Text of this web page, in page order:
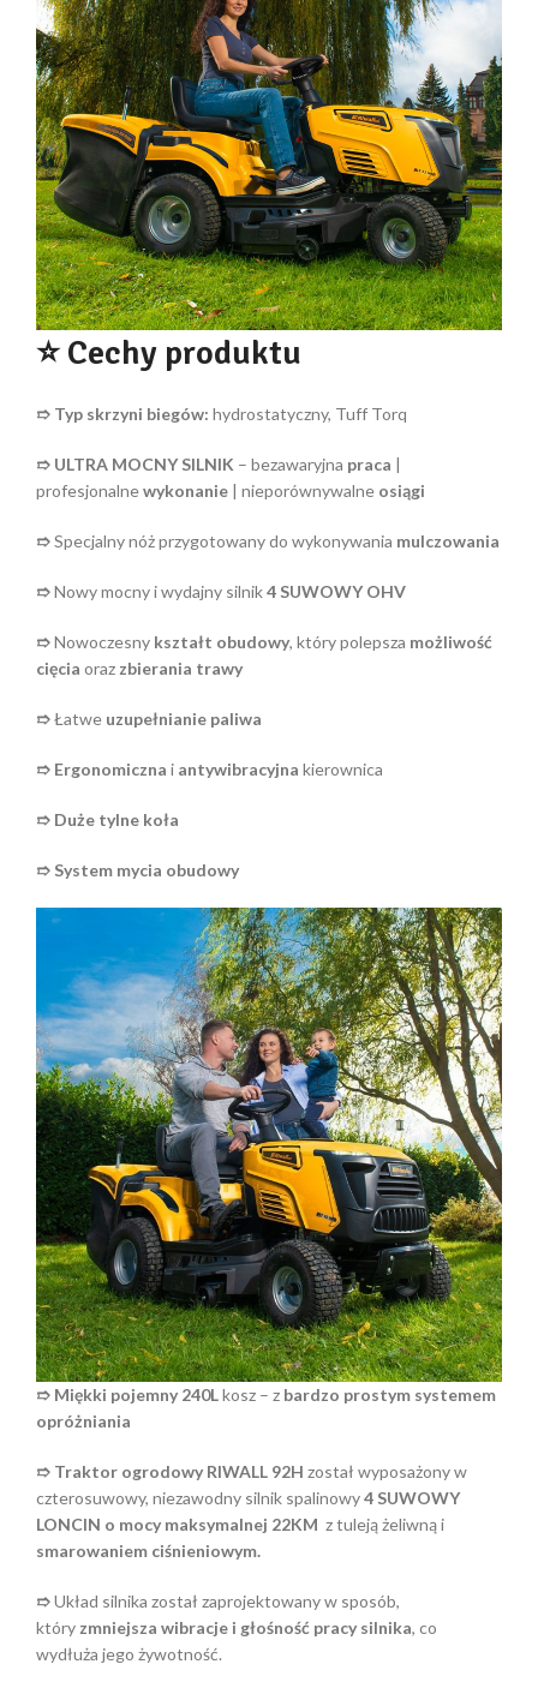
⭐ Cechy produktu
➱ Typ skrzyni biegów: hydrostatyczny, Tuff Torq
➱ ULTRA MOCNY SILNIK – bezawaryjna praca |
profesjonalnewykonanie | nieporównywalne osiągi
➱Specjalny nóż przygotowany do wykonywania mulczowania
➱Nowy mocny i wydajny silnik4 SUWOWY OHV
➱Nowoczesny kształt obudowy, który polepsza możliwość
cięcia oraz zbierania trawy
➱Łatwe uzupełnianie paliwa
➱ Ergonomiczna i antywibracyjna kierownica
➱ Duże tylne koła
➱ System mycia obudowy
➱ Miękki pojemny 240Lkosz – z bardzo prostym systemem
opróżniania
➱ Traktor ogrodowy RIWALL 92H został wyposażony w
czterosuwowy, niezawodny silnik spalinowy4 SUWOWY
LONCIN o mocy maksymalnej 22KM z tuleją żeliwną i
smarowaniem ciśnieniowym.
➱Układ silnika został zaprojektowany w sposób,
który zmniejsza wibracje i głośność pracy silnika, co
wydłuża jego żywotność.